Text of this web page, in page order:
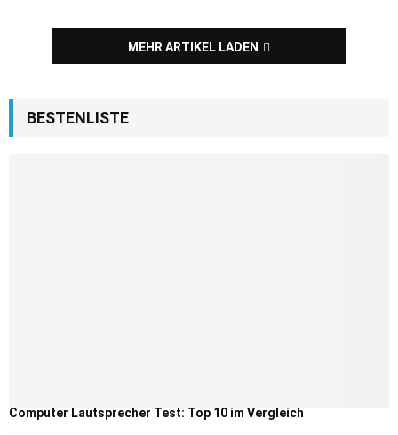
MEHR ARTIKEL LADEN
BESTENLISTE
Computer Lautsprecher Test: Top 10 im Vergleich